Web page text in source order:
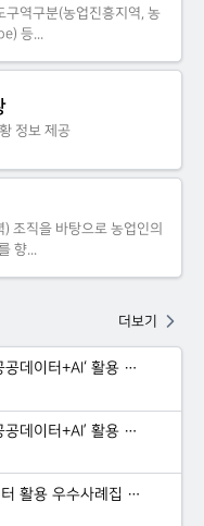
역구분(농업진흥지역, 농
등...
정보 제공
조직을 바탕으로 농업인의
향...
+AI‘ 활용 창업경진대...
+AI’ 활용 창업경진대...
우수사례집 발간 안내
더보기